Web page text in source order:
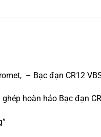
– Bạc đạn CR12
hoàn hảo Bạc đạn